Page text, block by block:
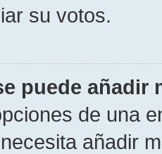
su votos.
puede añadir
de una
añadir